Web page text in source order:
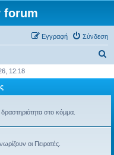
forum
Σύνδεση
Εγγραφή
ζ
τ
12:18
στο κόμμα.
οι Πειρατές.